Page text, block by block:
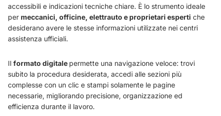
accessibili e indicazioni tecniche chiare. È lo strumento ideale
per meccanici, officine, elettrauto e proprietari esperti che
desiderano avere le stesse informazioni utilizzate nei centri
assistenza ufficiali.
Il formato digitale permette una navigazione veloce: trovi
subito la procedura desiderata, accedi alle sezioni più
complesse con un clic e stampi solamente le pagine
necessarie, migliorando precisione, organizzazione ed
efficienza durante il lavoro.